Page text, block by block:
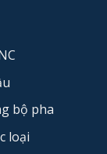
bộ pha
loại